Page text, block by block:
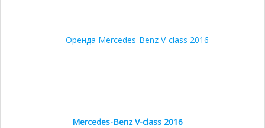
Mercedes-Benz V-class 2016